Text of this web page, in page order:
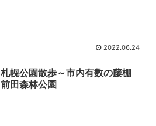
2022.06.24
札幌公園散歩～市内有数の藤棚
前田森林公園